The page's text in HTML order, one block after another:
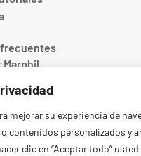
mejorar su experiencia de
contenidos personalizados y
clic en “Aceptar todo” usted